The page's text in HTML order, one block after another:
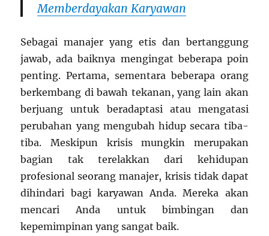
Memberdayakan Karyawan
Sebagai manajer yang etis dan bertanggung
jawab, ada baiknya mengingat beberapa poin
penting. Pertama, sementara beberapa orang
berkembang di bawah tekanan, yang lain akan
berjuang untuk beradaptasi atau mengatasi
perubahan yang mengubah hidup secara tiba-
tiba. Meskipun krisis mungkin merupakan
bagian tak terelakkan dari kehidupan
profesional seorang manajer, krisis tidak dapat
dihindari bagi karyawan Anda. Mereka akan
mencari Anda untuk bimbingan dan
kepemimpinan yang sangat baik.